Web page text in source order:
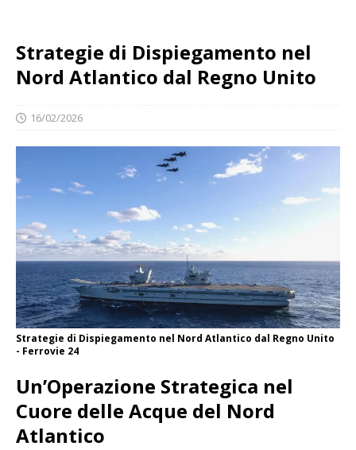
Strategie di Dispiegamento nel
Nord Atlantico dal Regno Unito
16/02/2026
Strategie di Dispiegamento nel Nord Atlantico dal Regno Unito
- Ferrovie 24
Un’Operazione Strategica nel
Cuore delle Acque del Nord
Atlantico